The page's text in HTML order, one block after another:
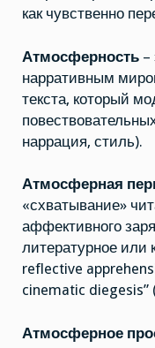
как чувственно
Атмосферность –
нарративным
текста, который
наррация, стиль).
Атмосферная
«схватывание»
аффективного
литературное или
reflective
cinematic diegesis”
Атмосферное